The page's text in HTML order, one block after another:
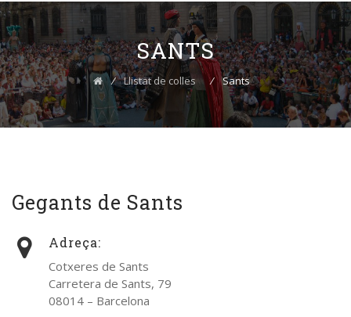
SANTS
⁄ Llistat de colles ⁄ Sants
Gegants de Sants
Adreça:
Cotxeres de Sants
Carretera de Sants, 79
08014 – Barcelona